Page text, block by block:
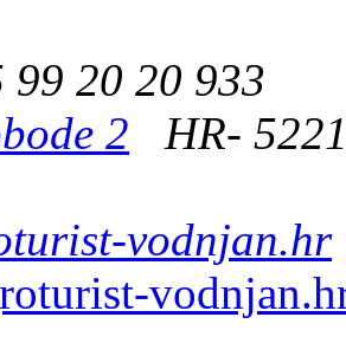
20 20 933
2
HR-
vodnjan.hr